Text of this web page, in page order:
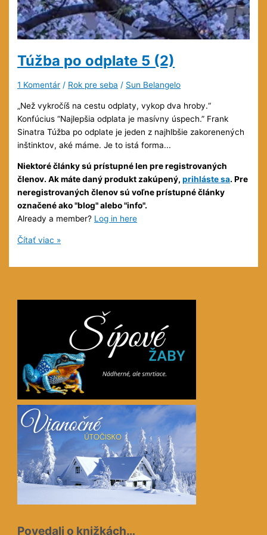
Túžba po odplate 5 (2)
1 Komentár / Rok pre seba / Sun Belangelo
„Než vykročíš na cestu odplaty, vykop dva hroby.“
Konfúcius “Najlepšia odplata je masívny úspech.” Frank
Sinatra Túžba po odplate je jeden z najhlbšie zakorenených
inštinktov, aké máme. Je to istá forma...
Niektoré články sú prístupné len pre registrovaných
členov. Ak máte daný produkt zakúpený,prihláste sa. Pre
neregistrovaných členov sú voľne prístupné články
označené ako "blog" alebo "info".
Already a member? Log in here
Túžba
odplate
Čítať viac »
Povedali o knižkách…